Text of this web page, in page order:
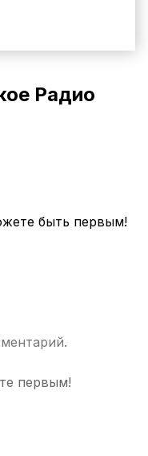
Радио
быть первым!
первым!